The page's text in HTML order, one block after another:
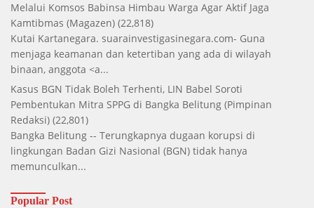
Melalui Komsos Babinsa Himbau Warga Agar Aktif Jaga
Kamtibmas (Magazen) (22,818)
Kutai Kartanegara. suarainvestigasinegara.com- Guna
menjaga keamanan dan ketertiban yang ada di wilayah
binaan, anggota <a...
Kasus BGN Tidak Boleh Terhenti, LIN Babel Soroti
Pembentukan Mitra SPPG di Bangka Belitung (Pimpinan
Redaksi) (22,801)
Bangka Belitung -- Terungkapnya dugaan korupsi di
lingkungan Badan Gizi Nasional (BGN) tidak hanya
memunculkan...
Popular Post